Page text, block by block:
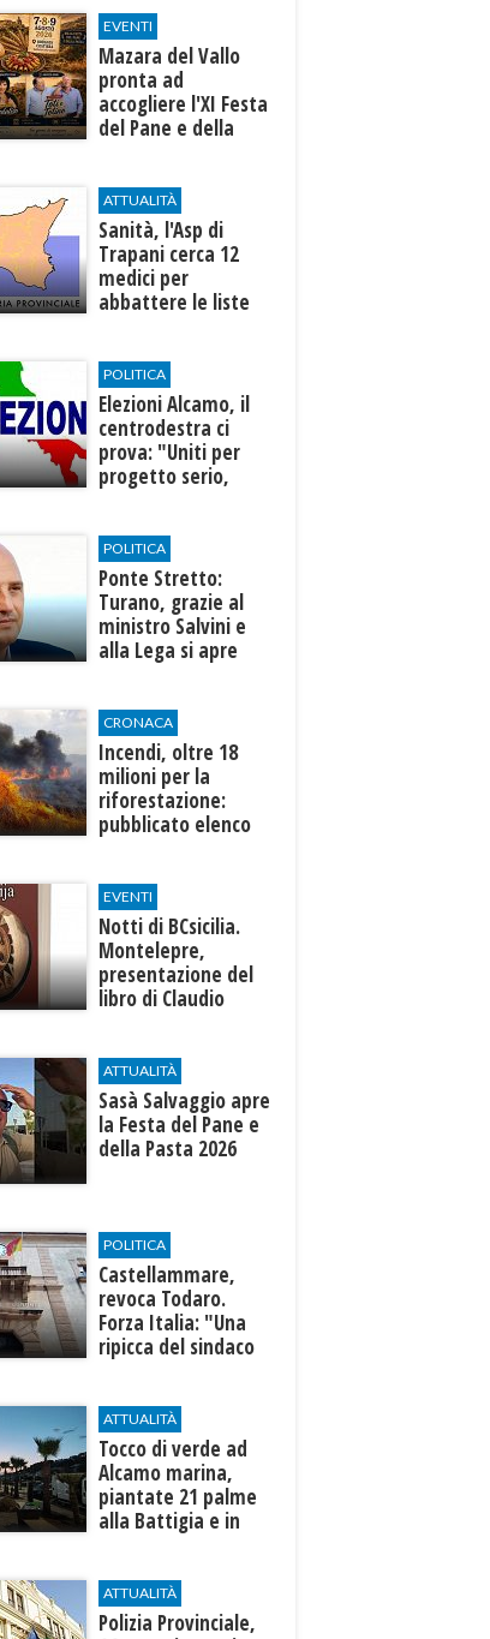
EVENTI
Mazara del Vallo
pronta ad
accogliere l'XI Festa
del Pane e della
ATTUALITÀ
Sanità, l'Asp di
Trapani cerca 12
medici per
abbattere le liste
POLITICA
Elezioni Alcamo, il
centrodestra ci
prova: "Uniti per
progetto serio,
POLITICA
Ponte Stretto:
Turano, grazie al
ministro Salvini e
alla Lega si apre
CRONACA
Incendi, oltre 18
milioni per la
riforestazione:
pubblicato elenco
EVENTI
Notti di BCsicilia.
Montelepre,
presentazione del
libro di Claudio
ATTUALITÀ
Sasà Salvaggio apre
la Festa del Pane e
della Pasta 2026
POLITICA
Castellammare,
revoca Todaro.
Forza Italia: "Una
ripicca del sindaco
ATTUALITÀ
Tocco di verde ad
Alcamo marina,
piantate 21 palme
alla Battigia e in
ATTUALITÀ
​Polizia Provinciale,